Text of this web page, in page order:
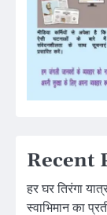
Recent
हर घर तिरंगा
स्वाभिमान का